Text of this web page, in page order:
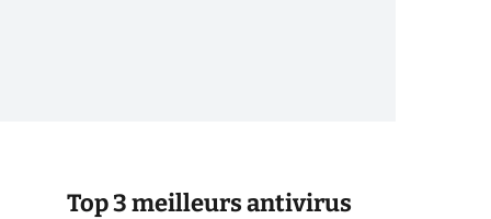
Top 3 meilleurs antivirus